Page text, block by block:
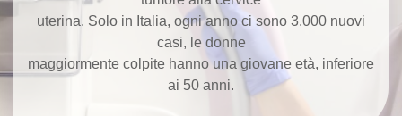
uterina. Solo in Italia, ogni anno ci sono 3.000 nuovi
casi, le donne
maggiormente colpite hanno una giovane età, inferiore
ai 50 anni.